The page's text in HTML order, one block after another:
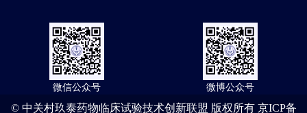
微信公众号 微博公众号
© 中关村玖泰药物临床试验技术创新联盟 版权所有 京ICP备